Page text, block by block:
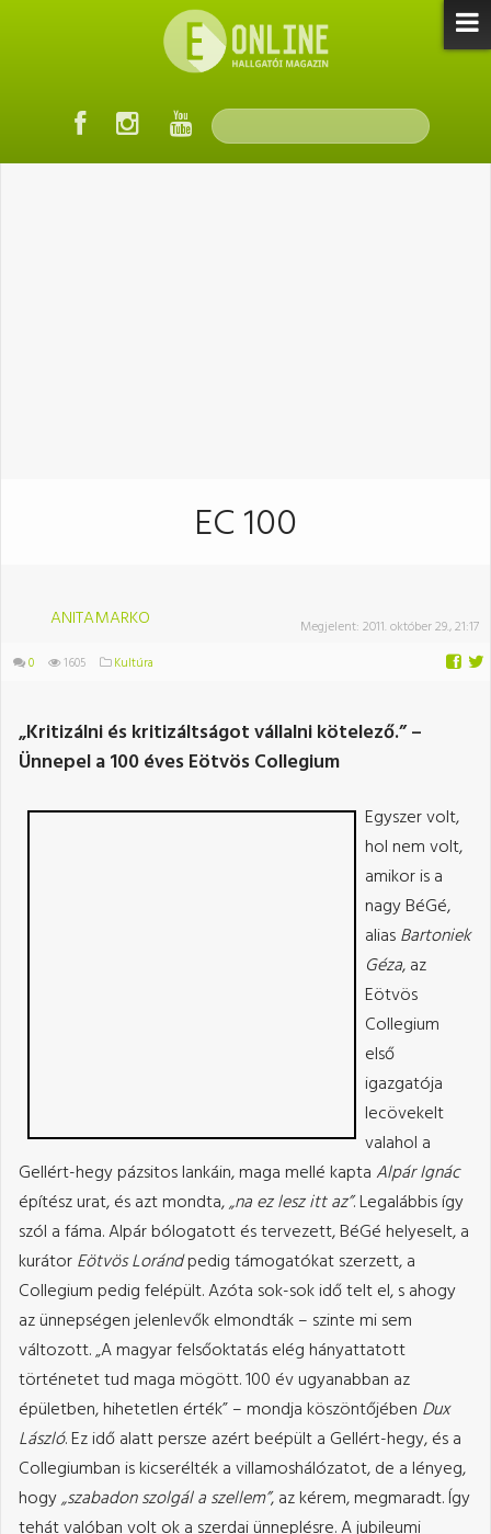
EC 100
ANITAMARKO Megjelent: 2011. október 29., 21:17
0 1605 Kultúra
„Kritizálni és kritizáltságot vállalni kötelező.” –
Ünnepel a 100 éves Eötvös Collegium
Egyszer volt,
hol nem volt,
amikor is a
nagy BéGé,
aliasBartoniek
Géza, az
Eötvös
Collegium
első
igazgatója
lecövekelt
valahol a
Gellért-hegy pázsitos lankáin, maga mellé kaptaAlpár Ignác
építész urat, és azt mondta,„na ez lesz itt az”. Legalábbis így
szól a fáma. Alpár bólogatott és tervezett, BéGé helyeselt, a
kurátorEötvös Lorándpedig támogatókat szerzett, a
Collegium pedig felépült. Azóta sok-sok idő telt el, s ahogy
az ünnepségen jelenlevők elmondták – szinte mi sem
változott. „A magyar felsőoktatás elég hányattatott
történetet tud maga mögött. 100 év ugyanabban az
épületben, hihetetlen érték” – mondja köszöntőjében Dux
László. Ez idő alatt persze azért beépült a Gellért-hegy, és a
Collegiumban is kicserélték a villamoshálózatot, de a lényeg,
hogy„szabadon szolgál a szellem”, az kérem, megmaradt. Így
tehát valóban volt ok a szerdai ünneplésre. A jubileumi